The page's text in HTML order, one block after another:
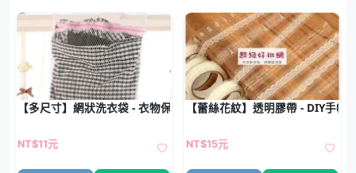
【多尺寸】網狀洗衣袋 - 衣物保護粗網洗衣袋
NT$11元
【蕾絲花紋】透明膠帶 - DIY手帳
NT$15元